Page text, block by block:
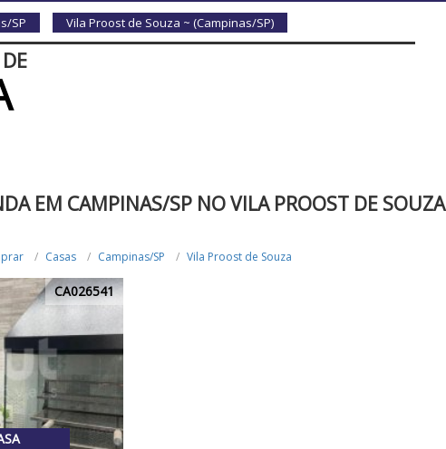
SP Vila Proost de Souza ~ (Campinas/SP)
EM CAMPINAS/SP NO VILA PROOST DE SOUZA
Casas Campinas/SP Vila Proost de Souza
CA026541